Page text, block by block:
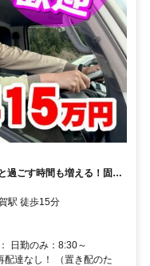
過ごす時間も増える！固定
駅 徒歩15分
日勤のみ：8:30～
配達なし！ （置き配のた